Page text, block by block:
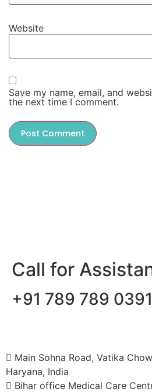
Website
Save my name, email, and
the next time I comment.
Call for
+91 789 789 0391
Main Sohna Road, Vatika
Haryana, India
Bihar office Medical Care